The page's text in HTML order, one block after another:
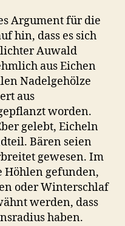
Argument für die
hin, dass es sich
Auwald
aus Eichen
Nadelgehölze
aus
worden.
gelebt, Eicheln
Bären seien
gewesen. Im
Höhlen gefunden,
oder Winterschlaf
werden, dass
haben.